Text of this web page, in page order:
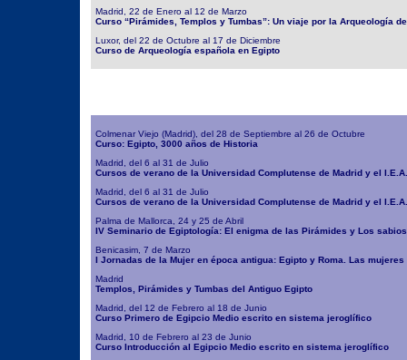
Madrid, 22 de Enero al 12 de Marzo
Curso “Pirámides, Templos y Tumbas”: Un viaje por la Arqueología
Luxor, del 22 de Octubre al 17 de Diciembre
Curso de Arqueología española en Egipto
Colmenar Viejo (Madrid), del 28 de Septiembre al 26 de Octubre
Curso: Egipto, 3000 años de Historia
Madrid, del 6 al 31 de Julio
Cursos de verano de la Universidad Complutense de Madrid y el
Madrid, del 6 al 31 de Julio
Cursos de verano de la Universidad Complutense de Madrid y el
Palma de Mallorca, 24 y 25 de Abril
IV Seminario de Egiptología: El enigma de las Pirámides y Los
Benicasim, 7 de Marzo
I Jornadas de la Mujer en época antigua: Egipto y Roma. Las
Madrid
Templos, Pirámides y Tumbas del Antiguo Egipto
Madrid, del 12 de Febrero al 18 de Junio
Curso Primero de Egipcio Medio escrito en sistema jeroglífico
Madrid, 10 de Febrero al 23 de Junio
Curso Introducción al Egipcio Medio escrito en sistema jeroglífico